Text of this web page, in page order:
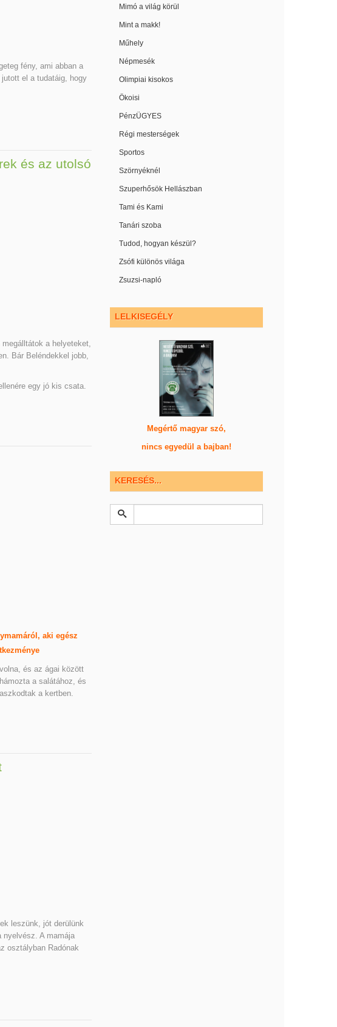
fény, ami abban a
el a tudatáig, hogy
és az utolsó
a helyeteket,
Bár Beléndekkel jobb,
egy jó kis csata.
aki egész
és az ágai között
a salátához, és
a kertben.
leszünk, jót derülünk
nyelvész. A mamája
osztályban Radónak
Mimó a világ körül
Mint a makk!
Műhely
Népmesék
Olimpiai kisokos
Ökoisi
PénzÜGYES
Régi mesterségek
Sportos
Szörnyéknél
Szuperhősök Hellászban
Tami és Kami
Tanári szoba
Tudod, hogyan készül?
Zsófi különös világa
Zsuzsi-napló
LELKISEGÉLY
Megértő magyar szó,
nincs egyedül a bajban!
KERESÉS...